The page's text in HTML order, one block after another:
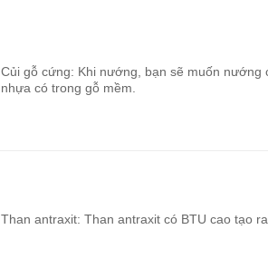
Củi gỗ cứng: Khi nướng, bạn sẽ muốn
nhựa có trong gỗ mềm.
Than antraxit: Than antraxit có BTU cao tạo